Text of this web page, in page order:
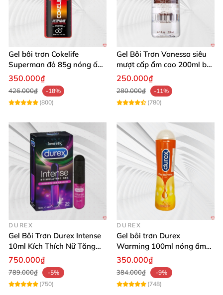
Gel bôi trơn Cokelife
Superman đỏ 85g nóng ấm
tăng khoái cảm giảm đau
350.000₫
426.000₫
-18%
(800)
Gel Bôi Trơn Vanessa siêu
mượt cấp ẩm cao 200ml bôi
trơn & mát xa cơ thể
250.000₫
280.000₫
-11%
(780)
DUREX
Gel Bôi Trơn Durex Intense
10ml Kích Thích Nữ Tăng
Khoái Cảm
750.000₫
789.000₫
-5%
(750)
DUREX
Gel bôi trơn Durex
Warming 100ml nóng ấm
kích thích quan hệ
350.000₫
384.000₫
-9%
(748)